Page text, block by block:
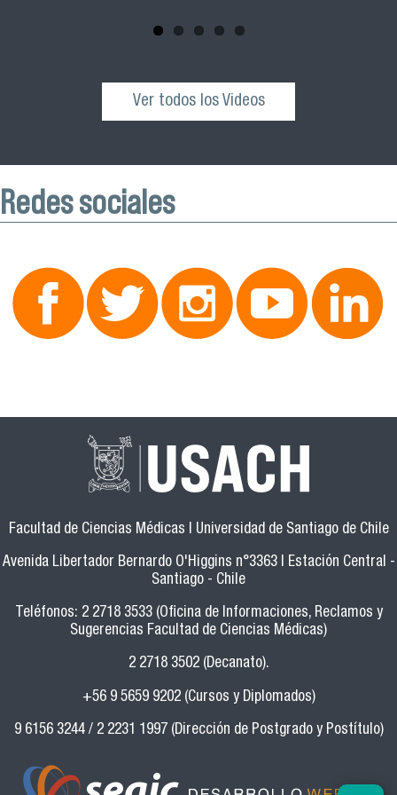
Ver todos los Videos
Redes sociales
Facultad de Ciencias Médicas | Universidad de Santiago de Chile
Avenida Libertador Bernardo O'Higgins n°3363 | Estación Central -
Santiago - Chile
Teléfonos: 2 2718 3533 (Oficina de Informaciones, Reclamos y
Sugerencias Facultad de Ciencias Médicas)
2 2718 3502 (Decanato).
+56 9 5659 9202 (Cursos y Diplomados)
9 6156 3244 / 2 2231 1997 (Dirección de Postgrado y Postítulo)